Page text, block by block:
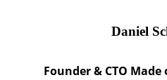
Daniel
Founder & CTO